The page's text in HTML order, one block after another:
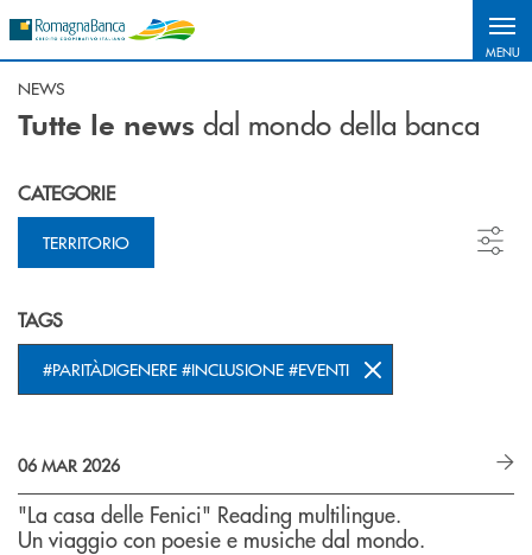
MENU
NEWS
Tutte le news dal mondo della banca
CATEGORIE
TERRITORIO
TAGS
#PARITÀDIGENERE #INCLUSIONE #EVENTI
06 MAR 2026
"La casa delle Fenici" Reading multilingue.
Un viaggio con poesie e musiche dal mondo.